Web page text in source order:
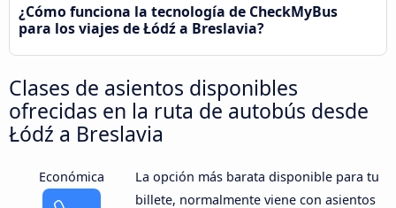
¿Cómo funciona la tecnología de CheckMyBus
para los viajes de Łódź a Breslavia?
Clases de asientos disponibles
ofrecidas en la ruta de autobús desde
Łódź a Breslavia
Económica
La opción más barata disponible para tu
billete, normalmente viene con asientos